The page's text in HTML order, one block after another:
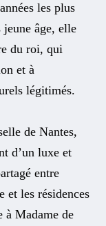
les plus
jeune âge, elle
du roi, qui
et à
légitimés.
de Nantes,
d’un luxe et
entre
et les résidences
à Madame de